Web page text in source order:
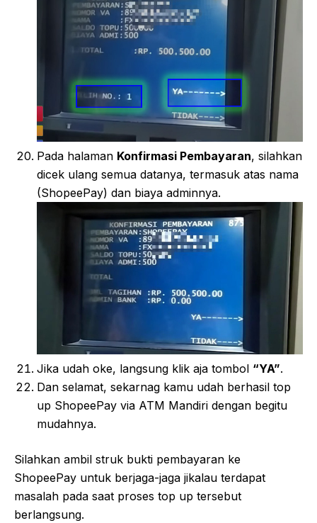
Pada halaman Konfirmasi Pembayaran, silahkan
dicek ulang semua datanya, termasuk atas nama
(ShopeePay) dan biaya adminnya.
Jika udah oke, langsung klik aja tombol “YA”.
Dan selamat, sekarnag kamu udah berhasil top
up ShopeePay via ATM Mandiri dengan begitu
mudahnya.
Silahkan ambil struk bukti pembayaran ke
ShopeePay untuk berjaga-jaga jikalau terdapat
masalah pada saat proses top up tersebut
berlangsung.